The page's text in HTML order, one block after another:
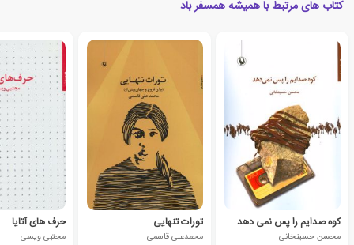
کتاب های مرتبط با همیشه همسفر باد
کوه صدایم را پس نمی دهد
محسن حسینخانی
تورات تنهایی
محمدعلی قاسمی
حرف های آتایا
مجتبی ویسی